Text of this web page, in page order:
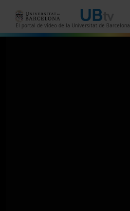
El portal de vídeo de la Universitat de Barcelona